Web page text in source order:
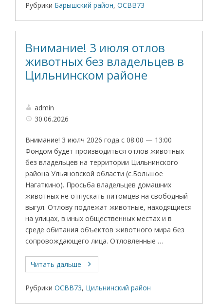
Рубрики Барышский район,ОСВВ73
Внимание! 3 июля отлов
животных без владельцев в
Цильнинском районе
admin
30.06.2026
Внимание! 3 июлч 2026 года с 08:00 — 13:00
Фондом будет производиться отлов животных
без владельцев на территории Цильнинского
района Ульяновской области (с.Большое
Нагаткино). Просьба владельцев домашних
животных не отпускать питомцев на свободный
выгул. Отлову подлежат животные, находящиеся
на улицах, в иных общественных местах и в
среде обитания объектов животного мира без
сопровождающего лица. Отловленные …
Читать дальше
Рубрики ОСВВ73, Цильнинский район